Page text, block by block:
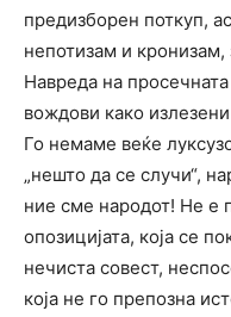
предизборен поткуп,
непотизам и
Навреда на
вождови како
Го немаме веќе
„нешто да се случи“,
ние сме народот! Не е
опозицијата, која се
нечиста совест,
која не го препозна